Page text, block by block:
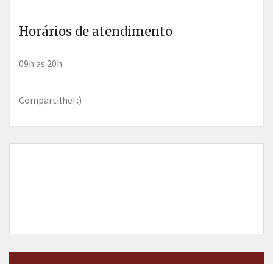
Horários de atendimento
09h as 20h
Compartilhe! :)